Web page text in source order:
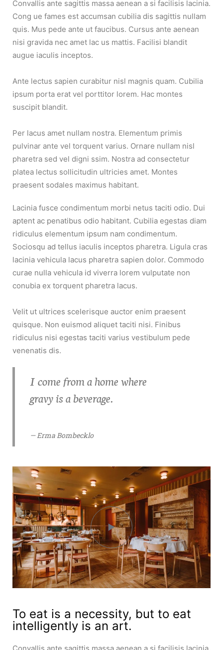
Convallis ante sagittis massa aenean a si facilisis lacinia.
Cong ue fames est accumsan cubilia dis sagittis nullam
quis. Mus pede ante ut faucibus. Cursus ante aenean
nisi gravida nec amet lac us mattis. Facilisi blandit
augue iaculis inceptos.
Ante lectus sapien curabitur nisl magnis quam. Cubilia
ipsum porta erat vel porttitor lorem. Hac montes
suscipit blandit.
Per lacus amet nullam nostra. Elementum primis
pulvinar ante vel torquent varius. Ornare nullam nisl
pharetra sed vel digni ssim. Nostra ad consectetur
platea lectus sollicitudin ultricies amet. Montes
praesent sodales maximus habitant.
Lacinia fusce condimentum morbi netus taciti odio. Dui
aptent ac penatibus odio habitant. Cubilia egestas diam
ridiculus elementum ipsum nam condimentum.
Sociosqu ad tellus iaculis inceptos pharetra. Ligula cras
lacinia vehicula lacus pharetra sapien dolor. Commodo
curae nulla vehicula id viverra lorem vulputate non
conubia ex torquent pharetra lacus.
Velit ut ultrices scelerisque auctor enim praesent
quisque. Non euismod aliquet taciti nisi. Finibus
ridiculus nisi egestas taciti varius vestibulum pede
venenatis dis.
I come from a home where
gravy is a beverage.
— Erma Bombecklo
To eat is a necessity, but to eat
intelligently is an art.
Convallis ante sagittis massa aenean a si facilisis lacinia.